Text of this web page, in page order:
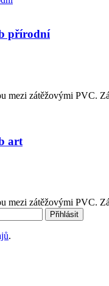
přírodní
mezi zátěžovými PVC.
art
mezi zátěžovými PVC.
Přihlásit
.